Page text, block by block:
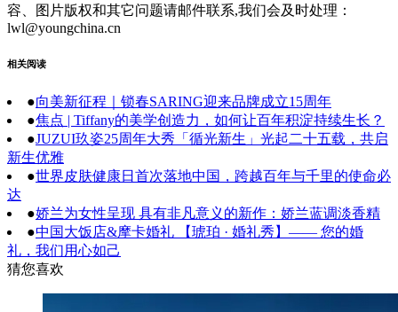
容、图片版权和其它问题请邮件联系,我们会及时处理：
lwl@youngchina.cn
相关阅读
●向美新征程｜锁春SARING迎来品牌成立15周年
●焦点 | Tiffany的美学创造力，如何让百年积淀持续生长？
●JUZUI玖姿25周年大秀「循光新生」光起二十五载，共启
新生优雅
●世界皮肤健康日首次落地中国，跨越百年与千里的使命必
达
●娇兰为女性呈现 具有非凡意义的新作：娇兰蓝调淡香精
●中国大饭店&摩卡婚礼 【琥珀 · 婚礼秀】—— 您的婚
礼，我们用心如己
猜您喜欢